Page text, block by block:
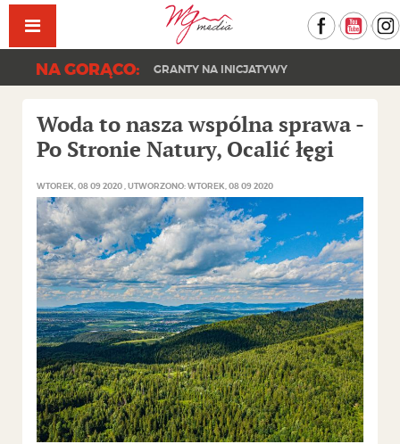
Facebook
NA GORĄCO: GRANTY NA INICJATYWY
Woda to nasza wspólna sprawa -
Po Stronie Natury, Ocalić łęgi
WTOREK, 08 09 2020 UTWORZONO: WTOREK, 08 09 2020